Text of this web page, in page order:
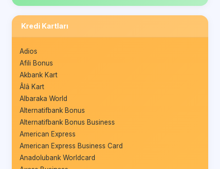
Kredi Kartları
Adios
Afili Bonus
Akbank Kart
Âlâ Kart
Albaraka World
Alternatifbank Bonus
Alternatifbank Bonus Business
American Express
American Express Business Card
Anadolubank Worldcard